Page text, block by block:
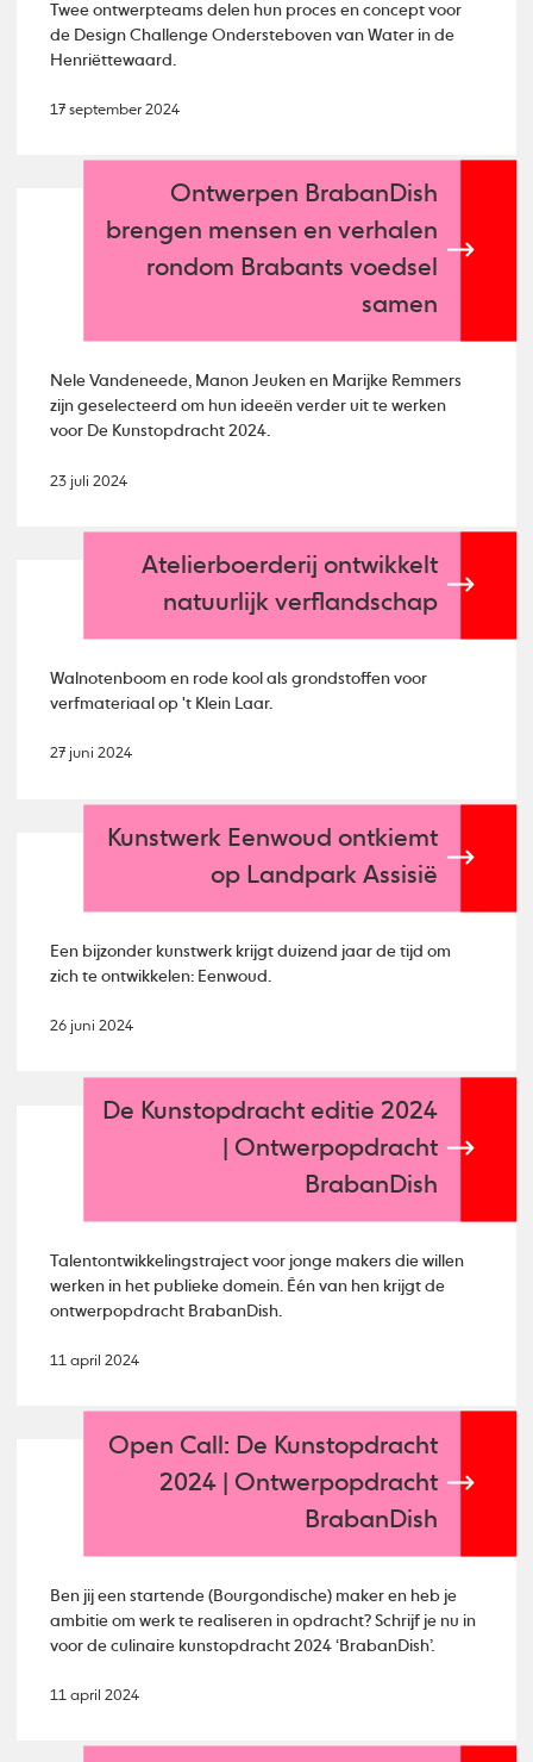
Twee ontwerpteams delen hun proces en concept voor
de Design Challenge Ondersteboven van Water in de
Henriëttewaard.
17 september 2024
Ontwerpen BrabanDish
brengen mensen en verhalen
rondom Brabants voedsel
samen
Nele Vandeneede, Manon Jeuken en Marijke Remmers
zijn geselecteerd om hun ideeën verder uit te werken
voor De Kunstopdracht 2024.
23 juli 2024
Atelierboerderij ontwikkelt
natuurlijk verflandschap
Walnotenboom en rode kool als grondstoffen voor
verfmateriaal op 't Klein Laar.
27 juni 2024
Kunstwerk Eenwoud ontkiemt
op Landpark Assisië
Een bijzonder kunstwerk krijgt duizend jaar de tijd om
zich te ontwikkelen: Eenwoud.
26 juni 2024
De Kunstopdracht editie 2024
| Ontwerpopdracht
BrabanDish
Talentontwikkelingstraject voor jonge makers die willen
werken in het publieke domein. Één van hen krijgt de
ontwerpopdracht BrabanDish.
11 april 2024
Open Call: De Kunstopdracht
2024 | Ontwerpopdracht
BrabanDish
Ben jij een startende (Bourgondische) maker en heb je
ambitie om werk te realiseren in opdracht? Schrijf je nu in
voor de culinaire kunstopdracht 2024 ‘BrabanDish’.
11 april 2024